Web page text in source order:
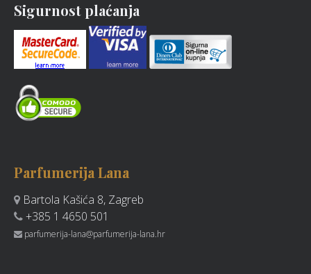
Sigurnost plaćanja
Parfumerija Lana
Bartola Kašića 8, Zagreb
+385 1 4650 501
parfumerija-lana@parfumerija-lana.hr